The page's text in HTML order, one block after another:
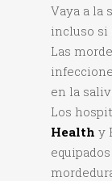
Vaya a la
incluso si
Las
en la
Los
Health y